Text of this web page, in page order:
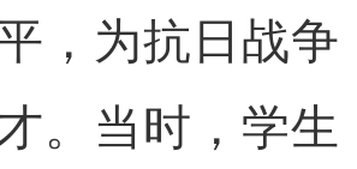
，为抗日战争
。当时，学生